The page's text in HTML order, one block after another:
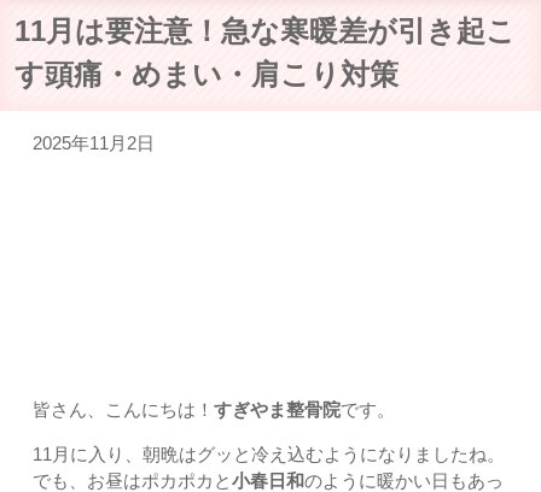
11月は要注意！急な寒暖差が引き起こ
す頭痛・めまい・肩こり対策
2025年11月2日
皆さん、こんにちは！ すぎやま整骨院です。
11月に入り、朝晩はグッと冷え込むようになりましたね。
でも、お昼はポカポカと小春日和のように暖かい日もあっ